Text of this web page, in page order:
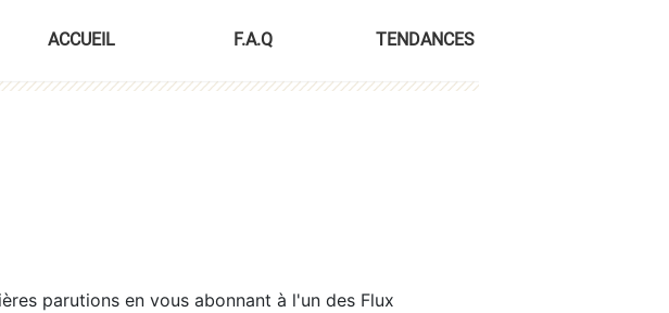
ACCUEIL F.A.Q TENDANCES
parutions en vous abonnant à l'un des Flux